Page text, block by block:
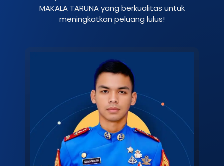
MAKALA TARUNA yang berkualitas untuk
meningkatkan peluang lulus!